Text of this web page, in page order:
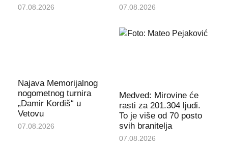
07.08.2026 07.08.2026
Najava Memorijalnog
nogometnog turnira
„Damir Kordiš“ u
Vetovu
07.08.2026
Medved: Mirovine će
rasti za 201.304 ljudi.
To je više od 70 posto
svih branitelja
07.08.2026